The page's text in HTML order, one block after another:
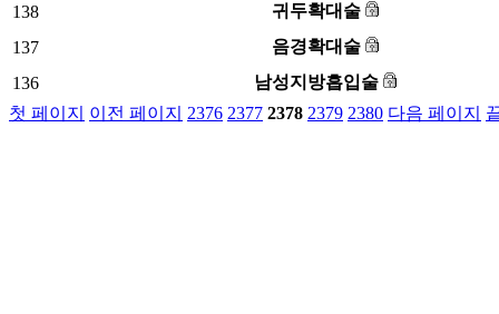
138
귀두확대술
137
음경확대술
136
남성지방흡입술
첫 페이지
이전 페이지 2376 2377 2378 2379 2380 다음 페이지